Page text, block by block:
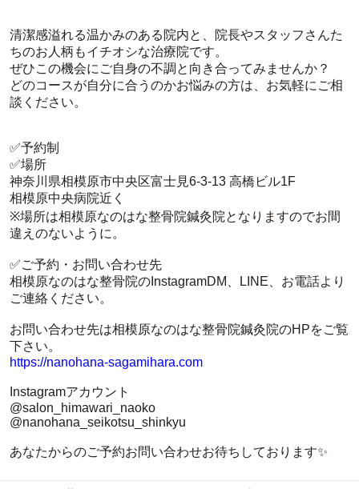
清潔感溢れる温かみのある院内と、院長やスタッフさんた
ちのお人柄もイチオシな治療院です。
ぜひこの機会にご自身の不調と向き合ってみませんか？
どのコースが自分に合うのかお悩みの方は、お気軽にご相
談ください。
✅予約制
✅場所
神奈川県相模原市中央区富士見6-3-13 高橋ビル1F
相模原中央病院近く
※場所は相模原なのはな整骨院鍼灸院となりますのでお間
違えのないように。
✅ご予約・お問い合わせ先
相模原なのはな整骨院のInstagramDM、LINE、お電話より
ご連絡ください。
お問い合わせ先は相模原なのはな整骨院鍼灸院のHPをご覧
下さい。
https://nanohana-sagamihara.com
Instagramアカウント
@salon_himawari_naoko
@nanohana_seikotsu_shinkyu
あなたからのご予約お問い合わせお待ちしております✨